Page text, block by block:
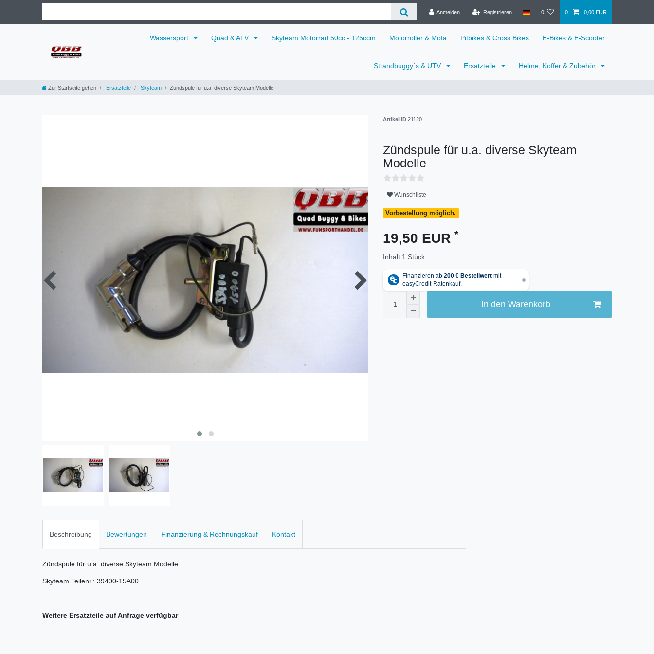
Anmelden Registrieren 0 0 0,00 EUR
Wassersport Quad & ATV Skyteam Motorrad 50cc - 125ccm Motorroller & Mofa Pitbikes & Cross Bikes E-Bikes & E-Scooter
Strandbuggy´s & UTV Ersatzteile Helme, Koffer & Zubehör
Zur Startseite gehen Ersatzteile Skyteam Zündspule für u.a. diverse Skyteam Modelle
Artikel ID 21120
Zündspule für u.a. diverse Skyteam
Modelle
Wunschliste
Vorbestellung möglich.
19,50 EUR *
Inhalt 1 Stück
In den Warenkorb
Beschreibung Bewertungen Finanzierung & Rechnungskauf Kontakt
Zündspule für u.a. diverse Skyteam Modelle
Skyteam Teilenr.: 39400-15A00
Weitere Ersatzteile auf Anfrage verfügbar